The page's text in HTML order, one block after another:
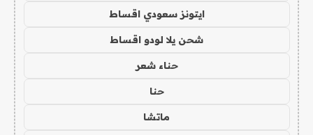
ايتونز سعودي اقساط
شحن يلا لودو اقساط
حناء شعر
حنا
ماتشا